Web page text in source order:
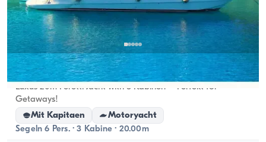
Göcek, Muğla Neues Boot
Luxus 20m Feretti Jacht with 3 Kabinen – Perfekt for
Getaways!
Mit Kapitaen
Motoryacht
Segeln 6 Pers. · 3 Kabine · 20.00m